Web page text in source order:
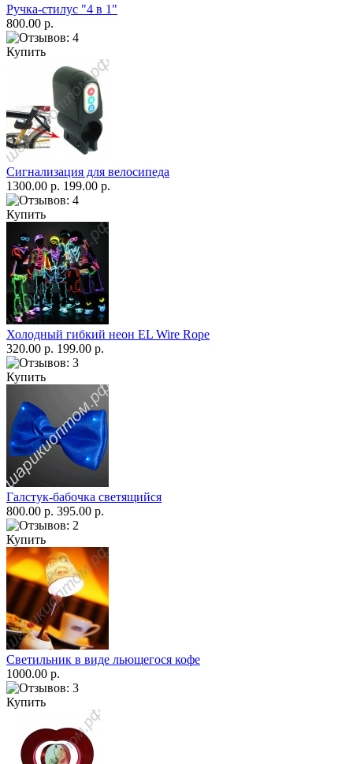
Ручка-стилус "4 в 1"
800.00 р.
Купить
Сигнализация для велосипеда
1300.00 р. 199.00 р.
Купить
Холодный гибкий неон EL Wire Rope
320.00 р. 199.00 р.
Купить
Галстук-бабочка светящийся
800.00 р. 395.00 р.
Купить
Светильник в виде льющегося кофе
1000.00 р.
Купить